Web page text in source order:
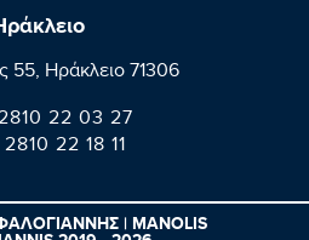
55, Ηράκλειο 71306
22 03 27
22 18 11
| MANOLIS